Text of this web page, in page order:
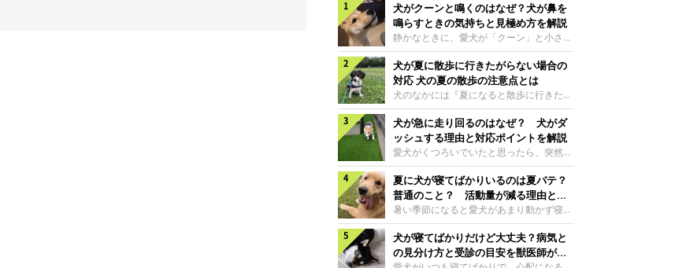
犬がクーンと鳴くのはなぜ？犬が鼻を
鳴らすときの気持ちと見極め方を解説
静かなときに、愛犬が「クーン」と小さく
鳴いたり、鼻を鳴らすような音を出したり
することはありませんか？ 大きく吠える
わけではない分、「不安なの？それとも何
かお願いしているの？」と気になる飼い主
さんもいるかもしれません。今回は、犬が
クーンと鳴く理由や鼻鳴らしの背景、見極
め方と対応のポイントなどについて、いぬ
のきもち獣医師相談室の原 駿太朗先生に
伺いました。クーンと鳴くのはどんな気持
ち？いぬのきもち投稿写真ギャラリー犬が
クーンと小さく鳴くときは、何らかの感情
を伝えようとしている場合があると考えら
れています。大
犬が夏に散歩に行きたがらない場合の
対応 犬の夏の散歩の注意点とは
犬のなかには『夏になると散歩に行きたが
らない、歩かなくなる』『暑い季節は散歩
の気配を察すると涼しい部屋から出ようと
しない』など散歩に行きたがらないコもい
るようです。愛犬の運動をさせてあげたい
のに、散歩に行きたがらない。このような
場合はどう対応すればよいのでしょうか？
「愛犬が夏に散歩に行きたがらない場合の
対応」について、いぬのきもち獣医師相談
室の白山さとこ先生に聞きました。Q.夏に
犬の散歩に行くときの注意点は？ いぬの
きもち投稿写真ギャラリーーー夏に愛犬と
散歩に行くときは、どのようなことに注意
犬が急に走り回るのはなぜ？ 犬がダ
ッシュする理由と対応ポイントを解説
愛犬がくつろいでいたと思ったら、突然部
屋の中を走り回り始める――そんな様子に
驚いたことはありませんか？ 急な動きに
「何が起きているの？」と戸惑う飼い主さ
んも多いでしょう。落ち着いていたはずな
のに、急にスイッチが入ったように見える
と不安になることもあります。今回は、犬
が急に走り回る理由や見極め方などについ
夏に犬が寝てばかりいるのは夏バテ？
普通のこと？ 活動量が減る理由と対
策とは
暑い季節になると愛犬があまり動かず寝て
ばかりだと感じる飼い主さんはいません
か？その様子に、愛犬が夏バテで疲れてい
るのか、元気がないのかなど不安に感じる
犬が寝てばかりだけど大丈夫？病気と
の見分け方と受診の目安を獣医師が解